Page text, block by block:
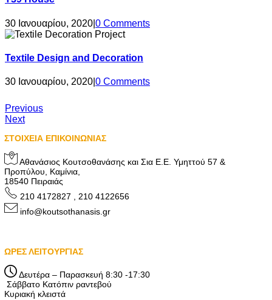
30 Ιανουαρίου, 2020 0 Comments
Textile Design and Decoration
30 Ιανουαρίου, 2020 0 Comments
Previous
Next
ΣΤΟΙΧΕΙΑ ΕΠΙΚΟΙΝΩΝΙΑΣ
Αθανάσιος Κουτσοθανάσης και Σια Ε.Ε. Υμηττού 57 &
Προπύλου, Καμίνια,
18540 Πειραιάς
210 4172827 , 210 4122656
info@koutsothanasis.gr
ΩΡΕΣ ΛΕΙΤΟΥΡΓΙΑΣ
Δευτέρα – Παρασκευή 8:30 -17:30
Σάββατο Κατόπιν ραντεβού
Κυριακή κλειστά